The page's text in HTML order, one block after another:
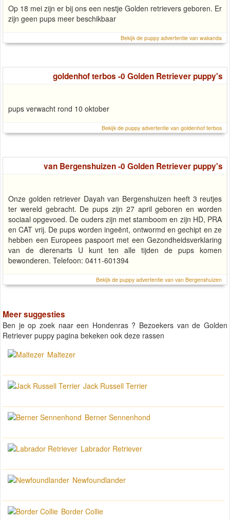
Op 18 mei zijn er bij ons een nestje Golden retrievers geboren. Er
zijn geen pups meer beschikbaar
Bekijk de puppy advertentie van wakanda
goldenhof terbos -0 Golden Retriever puppy's
pups verwacht rond 10 oktober
Bekijk de puppy advertentie van goldenhof terbos
van Bergenshuizen -0 Golden Retriever puppy's
Onze golden retriever Dayah van Bergenshuizen heeft 3 reutjes
ter wereld gebracht. De pups zijn 27 april geboren en worden
sociaal opgevoed. De ouders zijn met stamboom en zijn HD, PRA
en CAT vrij. De pups worden ingeënt, ontwormd en gechipt en ze
hebben een Europees paspoort met een Gezondheidsverklaring
van de dierenarts U kunt ten alle tijden de pups komen
bewonderen. Telefoon: 0411-601394
Bekijk de puppy advertentie van van Bergenshuizen
Meer suggesties
Ben je op zoek naar een Hondenras ? Bezoekers van de Golden
Retriever puppy pagina bekeken ook deze rassen
Maltezer
Jack Russell Terrier
Berner Sennenhond
Labrador Retriever
Newfoundlander
Border Collie